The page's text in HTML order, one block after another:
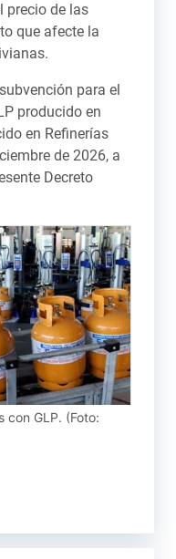
precio de las
que afecte la
para el
producido en
en Refinerías
de 2026, a
Decreto